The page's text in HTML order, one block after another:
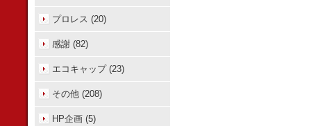
プロレス (20)
感謝 (82)
エコキャップ (23)
その他 (208)
HP企画 (5)